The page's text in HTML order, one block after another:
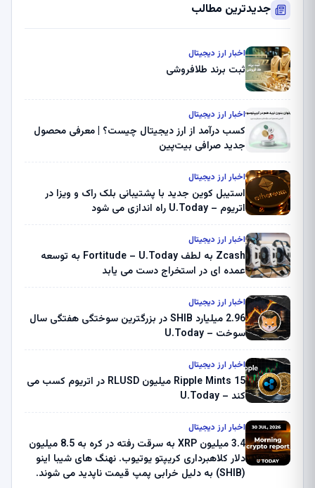
جدیدترین مطالب
اخبار ارز دیجیتال
ثبت برند طلافروشی
اخبار ارز دیجیتال
کسب درآمد از ارز دیجیتال چیست؟ | معرفی محصول
جدید صرافی بیت‌پین
اخبار ارز دیجیتال
استیبل کوین جدید با پشتیبانی بلک راک و ویزا در
اتریوم – U.Today راه اندازی می شود
اخبار ارز دیجیتال
Zcash به لطف Fortitude – U.Today به توسعه
عمده ای در استخراج دست می یابد
اخبار ارز دیجیتال
2.96 میلیارد SHIB در بزرگترین سوختگی هفتگی سال
سوخت – U.Today
اخبار ارز دیجیتال
Ripple Mints 15 میلیون RLUSD در اتریوم کسب می
کند – U.Today
اخبار ارز دیجیتال
3.4 میلیون XRP به سرقت رفته در کره به 8.5 میلیون
دلار کلاهبرداری کریپتو یوتیوب. نهنگ های شیبا اینو
(SHIB) به دلیل خرابی پمپ قیمت ناپدید می شوند.